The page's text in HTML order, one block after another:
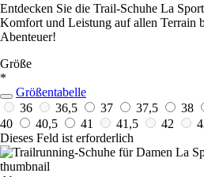
Entdecken Sie die Trail-Schuhe La
Komfort und Leistung auf allen Terrain
Abenteuer!
Größe
*
Größentabelle
36
36,5 37 37,5 38
40
40,5 41 41,5 42
Dieses Feld ist erforderlich